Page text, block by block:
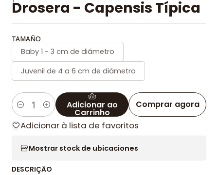
Drosera - Capensis Típica
TAMAÑO
Baby 1 - 3 cm de diámetro
Juvenil de 4 a 6 cm de diámetro
Quantidade Adicionar ao
Carrinho
Comprar agora
Adicionar à lista de favoritos
Mostrar stock de ubicaciones
DESCRIÇÃO